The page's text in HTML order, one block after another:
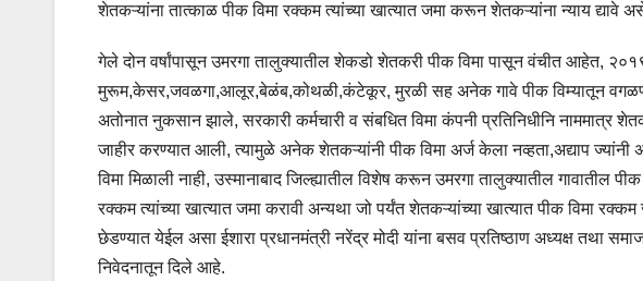
शेतकऱ्यांना तात्काळ पीक विमा रक्कम त्यांच्या खात्यात जमा करून शेतकऱ्यांना न्याय
गेले दोन वर्षांपासून उमरगा तालुक्यातील शेकडो शेतकरी पीक विमा पासून वंचीत आहेत,
मुरूम,केसर,जवळगा,आलूर,बेळंब,कोथळी,कंटेकूर, मुरळी सह अनेक गावे पीक विम्यातून
अतोनात नुकसान झाले, सरकारी कर्मचारी व संबधित विमा कंपनी प्रतिनिधीनि
जाहीर करण्यात आली, त्यामुळे अनेक शेतकऱ्यांनी पीक विमा अर्ज केला नव्हता,अद्याप
विमा मिळाली नाही, उस्मानाबाद जिल्ह्यातील विशेष करून उमरगा तालुक्यातील गावातील
रक्कम त्यांच्या खात्यात जमा करावी अन्यथा जो पर्यंत शेतकऱ्यांच्या खात्यात पीक विमा
छेडण्यात येईल असा ईशारा प्रधानमंत्री नरेंद्र मोदी यांना बसव प्रतिष्ठाण अध्यक्ष तथा
निवेदनातून दिले आहे.